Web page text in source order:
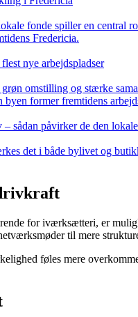
fonde spiller en central
Fredericia.
nye arbejdspladser
omstilling og stærke
former fremtidens
sådan påvirker de den
det i både bylivet og
for iværksætteri, er
til mere
føles mere